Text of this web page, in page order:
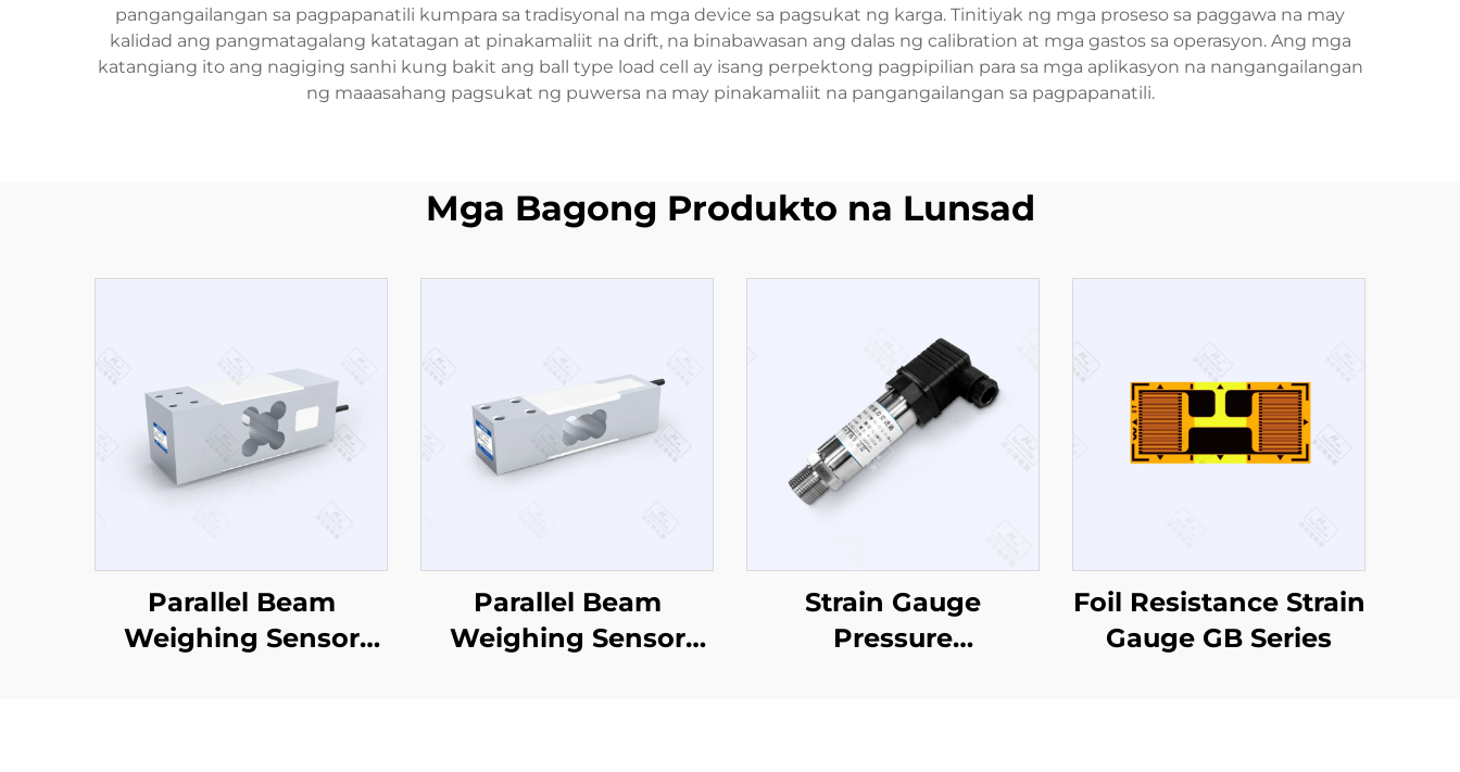
pangangailangan sa pagpapanatili kumpara sa tradisyonal na mga device sa pagsukat ng karga. Tinitiyak ng mga proseso sa paggawa na may
kalidad ang pangmatagalang katatagan at pinakamaliit na drift, na binabawasan ang dalas ng calibration at mga gastos sa operasyon. Ang mga
katangiang ito ang nagiging sanhi kung bakit ang ball type load cell ay isang perpektong pagpipilian para sa mga aplikasyon na nangangailangan
ng maaasahang pagsukat ng puwersa na may pinakamaliit na pangangailangan sa pagpapanatili.
Mga Bagong Produkto na Lunsad
Parallel Beam
Weighing Sensor
Parallel Beam
Weighing Sensor
Strain Gauge
Pressure
Foil Resistance Strain
Gauge GB Series